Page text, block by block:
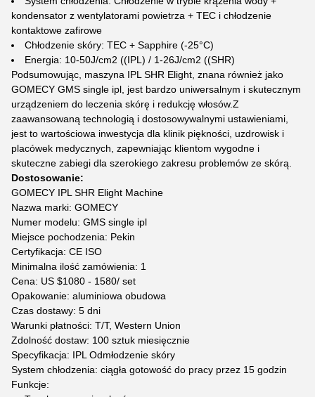
kondensator z wentylatorami powietrza + TEC i chłodzenie
kontaktowe zafirowe
Chłodzenie skóry: TEC + Sapphire (-25°C)
Energia: 10-50J/cm2 ((IPL) / 1-26J/cm2 ((SHR)
Podsumowując, maszyna IPL SHR Elight, znana również jako
GOMECY GMS single ipl, jest bardzo uniwersalnym i skutecznym
urządzeniem do leczenia skórę i redukcję włosów.Z
zaawansowaną technologią i dostosowywalnymi ustawieniami,
jest to wartościowa inwestycja dla klinik piękności, uzdrowisk i
placówek medycznych, zapewniając klientom wygodne i
skuteczne zabiegi dla szerokiego zakresu problemów ze skórą.
Dostosowanie:
GOMECY IPL SHR Elight Machine
Nazwa marki: GOMECY
Numer modelu: GMS single ipl
Miejsce pochodzenia: Pekin
Certyfikacja: CE ISO
Minimalna ilość zamówienia: 1
Cena: US $1080 - 1580/ set
Opakowanie: aluminiowa obudowa
Czas dostawy: 5 dni
Warunki płatności: T/T, Western Union
Zdolność dostaw: 100 sztuk miesięcznie
Specyfikacja: IPL Odmłodzenie skóry
System chłodzenia: ciągła gotowość do pracy przez 15 godzin
Funkcje: